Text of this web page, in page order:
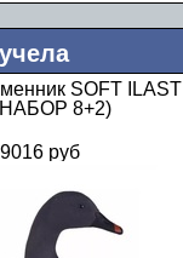
селезень Softplast,
980 руб